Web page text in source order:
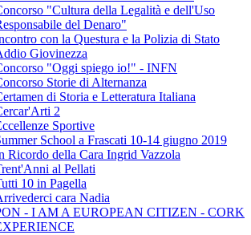
"Cultura della Legalità e dell'Uso
del Denaro"
con la Questura e la Polizia di Stato
Giovinezza
"Oggi spiego io!" - INFN
Storie di Alternanza
di Storia e Letteratura Italiana
2
Sportive
School a Frascati 10-14 giugno 2019
Ricordo della Cara Ingrid Vazzola
al Pellati
10 in Pagella
cara Nadia
- I AM A EUROPEAN CITIZEN - CORK